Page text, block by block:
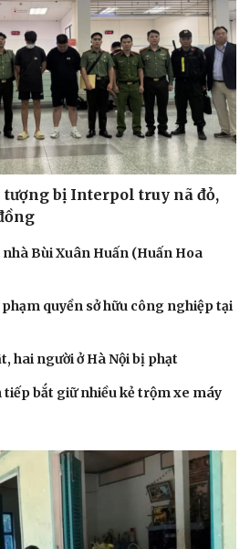
bị Interpol truy nã đỏ,
Bùi Xuân Huấn (Huấn Hoa
quyền sở hữu công nghiệp tại
hai người ở Hà Nội bị phạt
tiếp bắt giữ nhiều kẻ trộm xe máy